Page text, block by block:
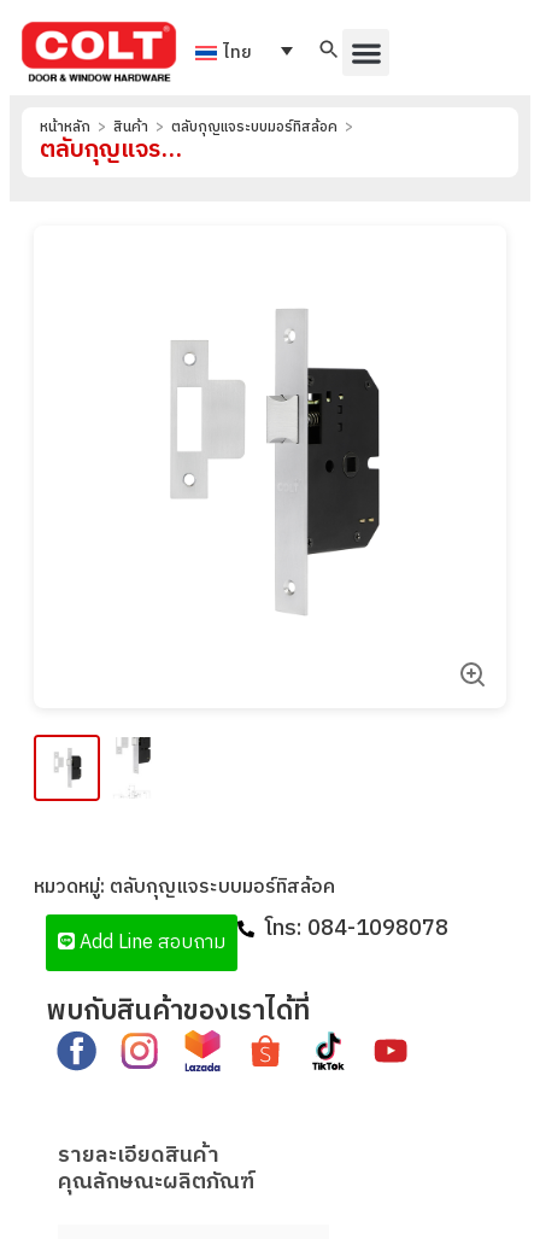
ไทย
หน้าหลัก > สินค้า > ตลับกุญแจระบบมอร์ทิสล้อค >
ตลับกุญแจระบบมอร์ทิสล็อคชนิดลิ้นสปริง
หมวดหมู่: ตลับกุญแจระบบมอร์ทิสล้อค
Add Line สอบถาม
โทร: 084-1098078
พบกับสินค้าของเราได้ที่
รายละเอียดสินค้า
คุณลักษณะผลิตภัณฑ์